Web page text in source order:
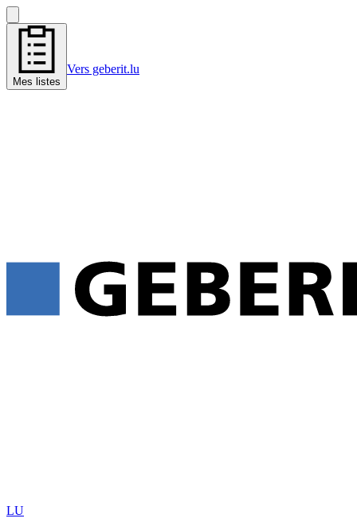
Mes listes
Vers geberit.lu
LU